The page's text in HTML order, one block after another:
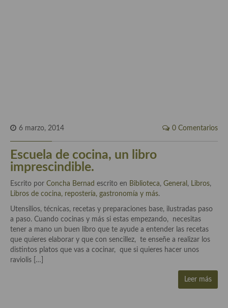
Prensa
Recetas
Acompañamientos
Airfryer recetas
Aderezos, salsas, vinagretas, especias, hierbas aromáticas o
aditivos
6 marzo, 2014 0 Comentarios
Escuela de cocina, un libro
imprescindible.
Escrito por Concha Bernad escrito en Biblioteca, General , Libros,
Libros de cocina, repostería, gastronomía y más.
Utensilios, técnicas, recetas y preparaciones base, ilustradas paso
a paso. Cuando cocinas y más si estas empezando, necesitas
tener a mano un buen libro que te ayude a entender las recetas
que quieres elaborar y que con sencillez, te enseñe a realizar los
distintos platos que vas a cocinar, que si quieres hacer unos
raviolis […]
Leer más